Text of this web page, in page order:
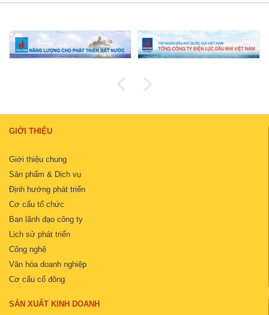
GIỚI THIỆU
Giới thiệu chung
Sản phẩm & Dịch vụ
Định hướng phát triển
Cơ cấu tổ chức
Ban lãnh đạo công ty
Lịch sử phát triển
Công nghệ
Văn hóa doanh nghiệp
Cơ cấu cổ đông
SẢN XUẤT KINH DOANH